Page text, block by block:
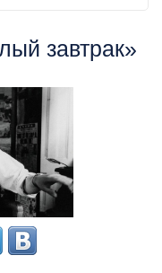
завтрак»